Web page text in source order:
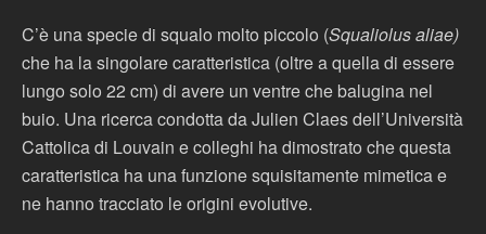
C’è una specie di squalo molto piccolo (Squaliolus aliae)
che ha la singolare caratteristica (oltre a quella di essere
lungo solo 22 cm) di avere un ventre che balugina nel
buio. Una ricerca condotta da Julien Claes dell’Università
Cattolica di Louvain e colleghi ha dimostrato che questa
caratteristica ha una funzione squisitamente mimetica e
ne hanno tracciato le origini evolutive.